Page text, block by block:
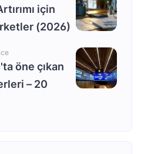
için
(2026)
öne çıkan
– 20